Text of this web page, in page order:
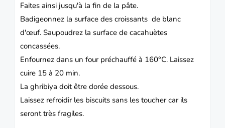
Faites ainsi jusqu'à la fin de la pâte.
Badigeonnez la surface des croissants de blanc
d'œuf. Saupoudrez la surface de cacahuètes
concassées.
Enfournez dans un four préchauffé à 160°C. Laissez
cuire 15 à 20 min.
La ghribiya doit être dorée dessous.
Laissez refroidir les biscuits sans les toucher car ils
seront très fragiles.